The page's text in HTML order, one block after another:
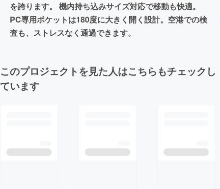
を誇ります。 機内持ち込みサイズ対応で移動も快適。
PC専用ポケットは180度に大きく開く設計。空港での検
査も、ストレスなく通過できます。
このプロジェクトを見た人はこちらもチェックし
ています